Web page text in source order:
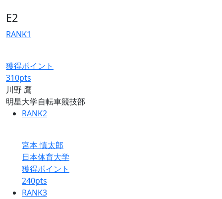
E2
RANK1
獲得ポイント
310pts
川野 鷹
明星大学自転車競技部
RANK2
宮本 慎太郎
日本体育大学
獲得ポイント
240pts
RANK3